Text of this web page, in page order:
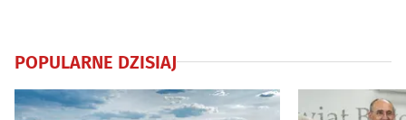
POPULARNE DZISIAJ